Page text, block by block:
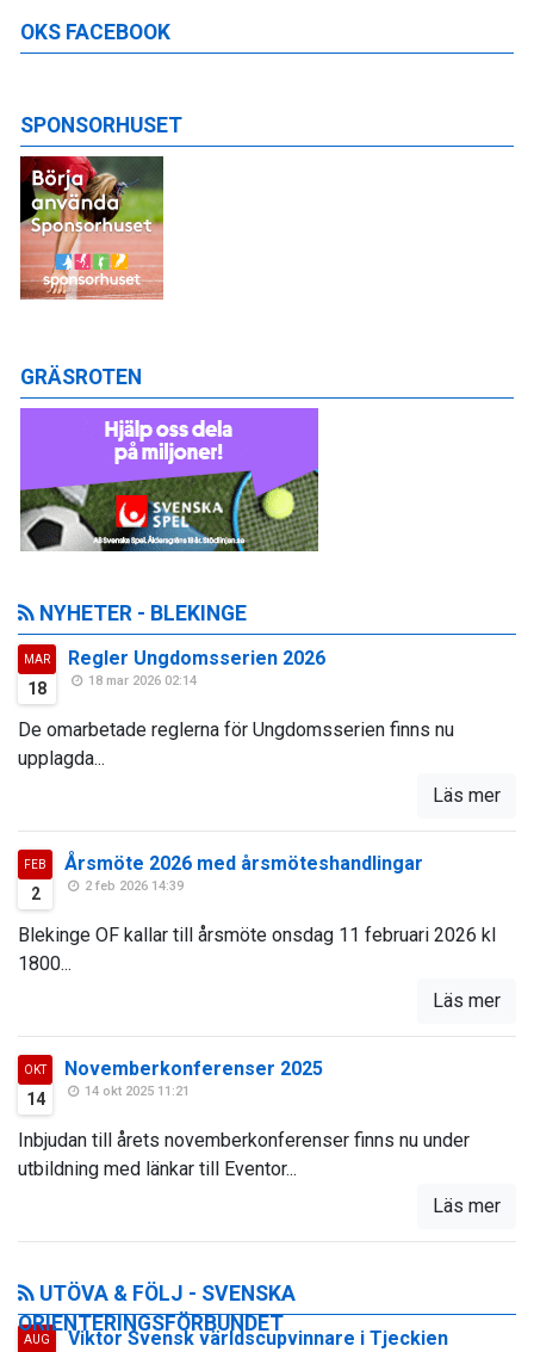
OKS FACEBOOK
SPONSORHUSET
GRÄSROTEN
NYHETER - BLEKINGE
MAR
18
Regler Ungdomsserien 2026
18 mar 2026 02:14
De omarbetade reglerna för Ungdomsserien finns nu
upplagda...
Läs mer
FEB
2
Årsmöte 2026 med årsmöteshandlingar
2 feb 2026 14:39
Blekinge OF kallar till årsmöte onsdag 11 februari 2026 kl
1800...
Läs mer
OKT
14
Novemberkonferenser 2025
14 okt 2025 11:21
Inbjudan till årets novemberkonferenser finns nu under
utbildning med länkar till Eventor...
Läs mer
UTÖVA & FÖLJ - SVENSKA
ORIENTERINGSFÖRBUNDET
AUG Viktor Svensk världscupvinnare i Tjeckien